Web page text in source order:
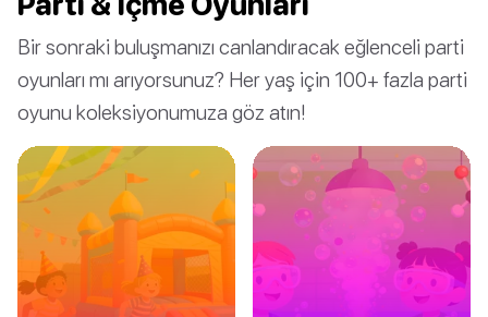
Bir sonraki buluşmanızı canlandıracak eğlenceli parti
oyunları mı arıyorsunuz? Her yaş için 100+ fazla parti
oyunu koleksiyonumuza göz atın!